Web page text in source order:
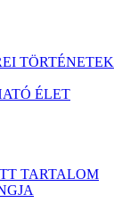
TÖRTÉNETEK
ÉLET
TARTALOM